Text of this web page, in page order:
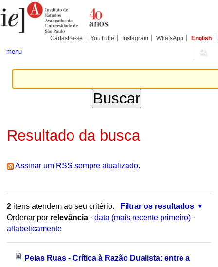
para
conteúdo.
Pessoais
Cadastre-se YouTube Instagram WhatsApp English
menu
Resultado da busca
Assinar um RSS sempre atualizado.
2itens atendem ao seu critério.
Filtrar os resultados
Ordenar por relevância · data (mais recente primeiro) ·
alfabeticamente
Pelas Ruas - Crítica à Razão Dualista: entre a